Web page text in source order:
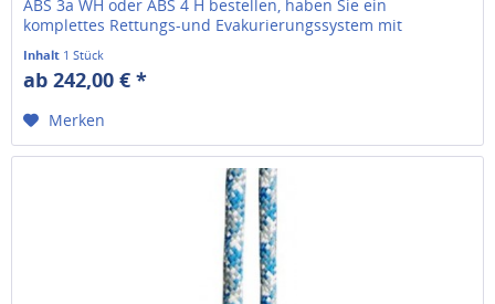
ABS 3a WH oder ABS 4 H bestellen, haben Sie ein
komplettes Rettungs-und Evakurierungssystem mit
Abseilgerät und allem...
Inhalt 1 Stück
ab 242,00 € *
Merken